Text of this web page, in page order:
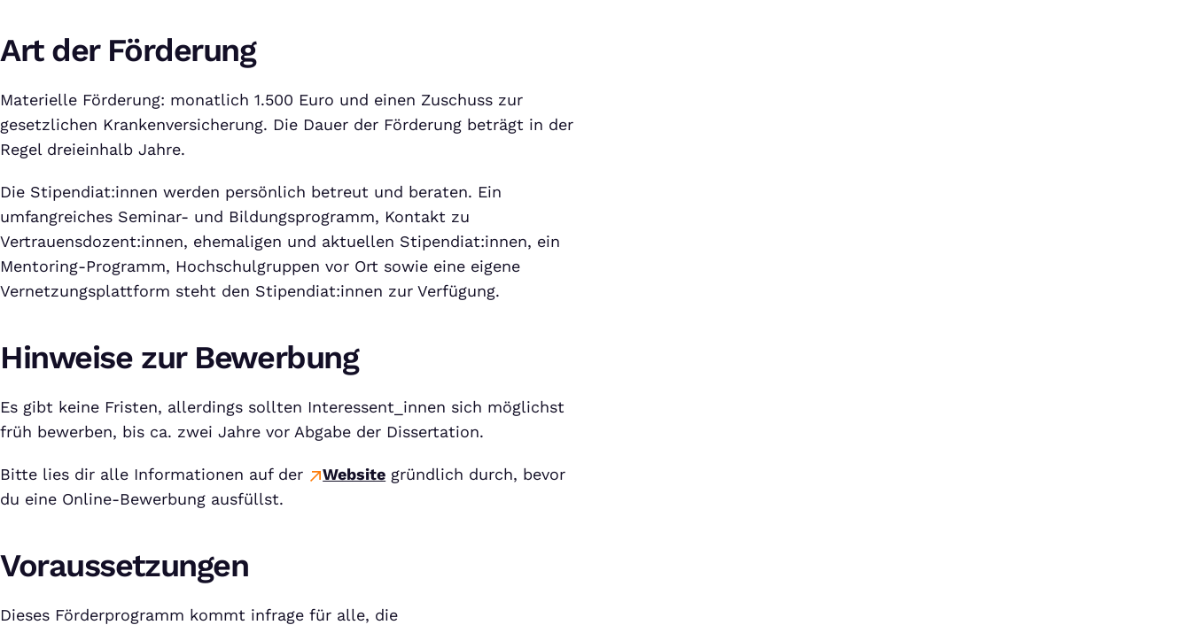
Art der Förderung
Materielle Förderung: monatlich 1.500 Euro und einen Zuschuss zur
gesetzlichen Krankenversicherung. Die Dauer der Förderung beträgt in der
Regel dreieinhalb Jahre.
Die Stipendiat:innen werden persönlich betreut und beraten. Ein
umfangreiches Seminar- und Bildungsprogramm, Kontakt zu
Vertrauensdozent:innen, ehemaligen und aktuellen Stipendiat:innen, ein
Mentoring-Programm, Hochschulgruppen vor Ort sowie eine eigene
Vernetzungsplattform steht den Stipendiat:innen zur Verfügung.
Hinweise zur Bewerbung
Es gibt keine Fristen, allerdings sollten Interessent_innen sich möglichst
früh bewerben, bis ca. zwei Jahre vor Abgabe der Dissertation.
Bitte lies dir alle Informationen auf der Website gründlich durch, bevor
du eine Online-Bewerbung ausfüllst.
Voraussetzungen
Dieses Förderprogramm kommt infrage für alle, die